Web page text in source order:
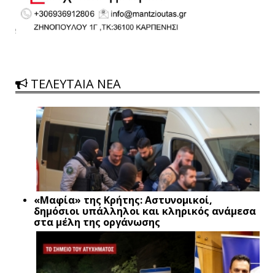
ΤΕΛΕΥΤΑΙΑ ΝΕΑ
«Μαφία» της Κρήτης: Αστυνομικοί,
δημόσιοι υπάλληλοι και κληρικός ανάμεσα
στα μέλη της οργάνωσης